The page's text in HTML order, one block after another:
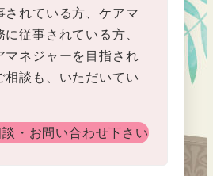
されている方、ケアマ
に従事されている方、
マネジャーを目指され
相談も、いただいてい
・お問い合わせ下さい